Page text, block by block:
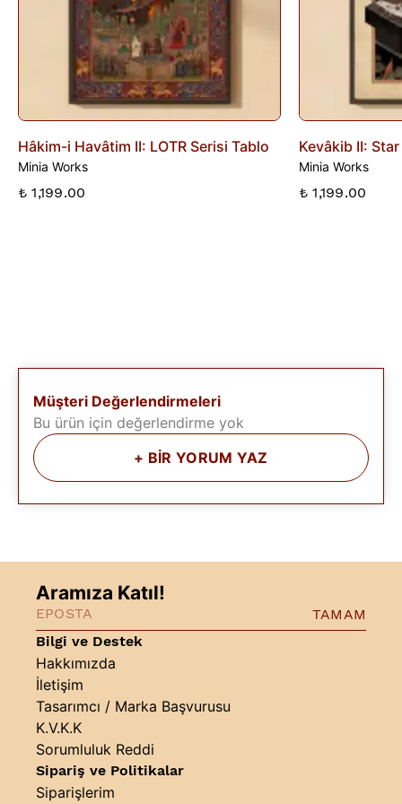
Hâkim-i Havâtim II: LOTR Serisi Tablo
Minia Works
₺ 1,199.00
Kevâkib II:
Minia Works
₺ 1,199.00
Müşteri Değerlendirmeleri
Bu ürün için değerlendirme yok
+ BİR YORUM YAZ
Bilgi ve Destek
Hakkımızda
İletişim
Tasarımcı / Marka Başvurusu
K.V.K.K
Sorumluluk Reddi
Sipariş ve Politikalar
Siparişlerim
Aramıza Katıl!
TAMAM